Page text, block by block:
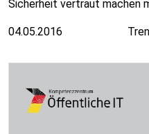
Sicherheit vertraut machen
04.05.2016